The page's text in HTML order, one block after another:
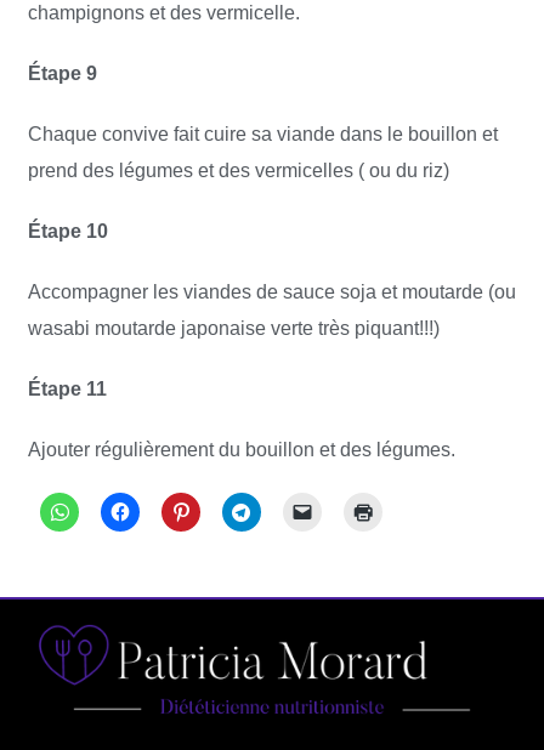
champignons et des vermicelle.
Étape 9
Chaque convive fait cuire sa viande dans le bouillon et
prend des légumes et des vermicelles ( ou du riz)
Étape 10
Accompagner les viandes de sauce soja et moutarde (ou
wasabi moutarde japonaise verte très piquant!!!)
Étape 11
Ajouter régulièrement du bouillon et des légumes.